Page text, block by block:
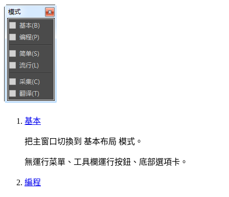
基本
把主窗口切換到 基本布局 模式。
無運行菜單、工具欄運行按鈕、底部選項卡。
編程